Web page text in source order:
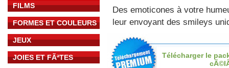
FILMS
FORMES ET COULEURS
JEUX
JOIES ET FÃªTES
Des emoticones à votre
leur envoyant des smileys
Télécharger le